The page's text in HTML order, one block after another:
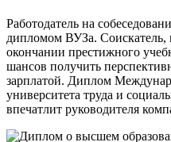
Работодатель на
дипломом ВУЗа.
окончании престижного
шансов получить
зарплатой. Диплом
университета труда и
впечатлит руководителя